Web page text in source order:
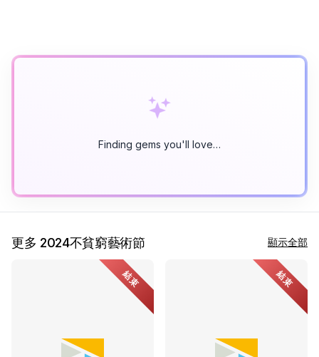
Finding gems you'll love…
更多 2024不貧窮藝術節 顯示全部
結束 結束